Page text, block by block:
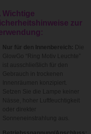
Wichtige
zur
Nur für den Innenbereich:
Die
GlowGo “Ring Motiv Leuchte”
ist ausschließlich für den
Gebrauch in trockenen
Innenräumen konzipiert.
Setzen Sie die Lampe keiner
Nässe, hoher Luftfeuchtigkeit
oder direkter
Sonneneinstrahlung aus.